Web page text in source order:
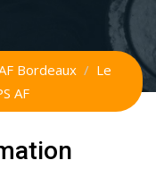
Bordeaux / Le
AF